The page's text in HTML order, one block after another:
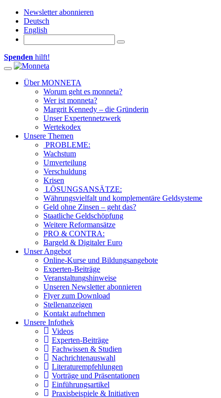
Newsletter abonnieren
Deutsch
English
Spenden hilft!
Toggle navigation
Über MONNETA
Worum geht es monneta?
Wer ist monneta?
Margrit Kennedy – die Gründerin
Unser Expertennetzwerk
Wertekodex
Unsere Themen
PROBLEME:
Wachstum
Umverteilung
Verschuldung
Krisen
LÖSUNGSANSÄTZE:
Währungsvielfalt und komplementäre Geldsysteme
Geld ohne Zinsen – geht das?
Staatliche Geldschöpfung
Weitere Reformansätze
PRO & CONTRA:
Bargeld & Digitaler Euro
Unser Angebot
Online-Kurse und Bildungsangebote
Experten-Beiträge
Veranstaltungshinweise
Unseren Newsletter abonnieren
Flyer zum Download
Stellenanzeigen
Kontakt aufnehmen
Unsere Infothek
Videos
Experten-Beiträge
Fachwissen & Studien
Nachrichtenauswahl
Literaturempfehlungen
Vorträge und Präsentationen
Einführungsartikel
Praxisbeispiele & Initiativen